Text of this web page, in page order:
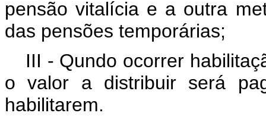
pensão vitalícia e a outra
das pensões temporárias;
III - Qundo ocorrer
o valor a distribuir será
habilitarem.